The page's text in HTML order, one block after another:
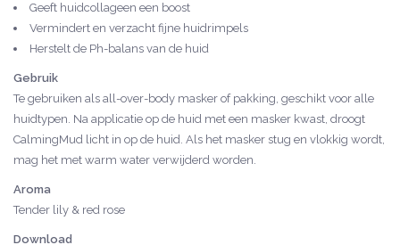
Geeft huidcollageen een boost
Vermindert en verzacht fijne huidrimpels
Herstelt de Ph-balans van de huid
Gebruik
Te gebruiken als all-over-body masker of pakking, geschikt voor alle
huidtypen. Na applicatie op de huid met een masker kwast, droogt
CalmingMud licht in op de huid. Als het masker stug en vlokkig wordt,
mag het met warm water verwijderd worden.
Aroma
Tender lily & red rose
Download